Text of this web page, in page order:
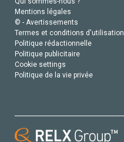
Mentions légales
© - Avertissements
Termes et conditions d'utilisation
Politique rédactionnelle
Politique publicitaire
Cookie settings
Politique de la vie privée